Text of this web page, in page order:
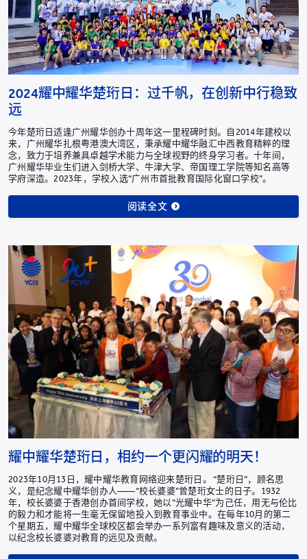
2024耀中耀华楚珩日：过千帆，在创新中行稳致
远
今年楚珩日适逢广州耀华创办十周年这一里程碑时刻。自2014年建校以
来，广州耀华扎根粤港澳大湾区，秉承耀中耀华融汇中西教育精粹的理
念，致力于培养兼具卓越学术能力与全球视野的终身学习者。十年间，
广州耀华毕业生们进入剑桥大学、牛津大学、帝国理工学院等知名高等
学府深造。2023年，学校入选“广州市首批教育国际化窗口学校”。
阅读全文
耀中耀华楚珩日，相约一个更闪耀的明天！
2023年10月13日，耀中耀华教育网络迎来楚珩日。 “楚珩日”，顾名思
义，是纪念耀中耀华创办人——“校长婆婆”曾楚珩女士的日子。1932
年，校长婆婆于香港创办首间学校，她以“光耀中华”为己任，用无与伦比
的毅力和才能将一生毫无保留地投入到教育事业中。在每年10月的第二
个星期五，耀中耀华全球校区都会举办一系列富有趣味及意义的活动，
以纪念校长婆婆对教育的远见及贡献。